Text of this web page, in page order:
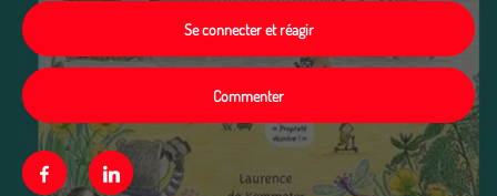
Se connecter et réagir
Commenter
FacebookLinkedin